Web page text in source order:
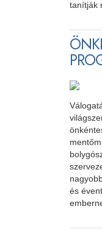
tanítják
és